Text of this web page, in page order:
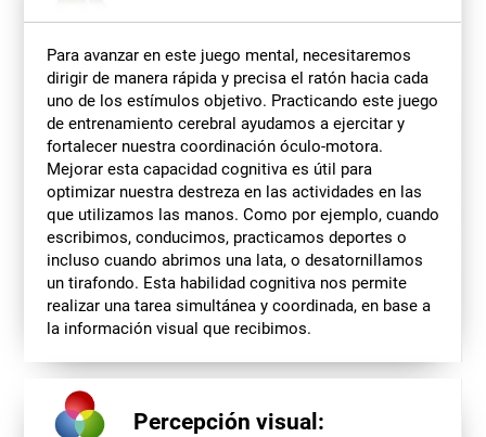
Para avanzar en este juego mental, necesitaremos
dirigir de manera rápida y precisa el ratón hacia cada
uno de los estímulos objetivo. Practicando este juego
de entrenamiento cerebral ayudamos a ejercitar y
fortalecer nuestra coordinación óculo-motora.
Mejorar esta capacidad cognitiva es útil para
optimizar nuestra destreza en las actividades en las
que utilizamos las manos. Como por ejemplo, cuando
escribimos, conducimos, practicamos deportes o
incluso cuando abrimos una lata, o desatornillamos
un tirafondo. Esta habilidad cognitiva nos permite
realizar una tarea simultánea y coordinada, en base a
la información visual que recibimos.
Percepción visual: